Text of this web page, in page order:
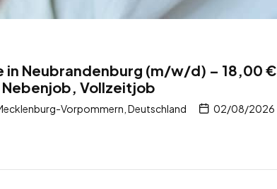
in Neubrandenburg (m/w/d) – 18,00 €
Vollzeitjob
Vorpommern, Deutschland 02/08/2026